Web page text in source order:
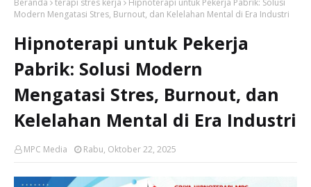
Beranda terapi stres kerja
Hipnoterapi untuk Pekerja Pabrik: Solusi
Modern Mengatasi Stres, Burnout, dan Kelelahan Mental di Era Industri
Hipnoterapi untuk Pekerja
Pabrik: Solusi Modern
Mengatasi Stres, Burnout, dan
Kelelahan Mental di Era Industri
MPC Media Rabu, Oktober 22, 2025